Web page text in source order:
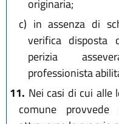
originaria;
c) in assenza di
verifica disposta
perizia
professionista
11. Nei casi di cui alle
comune